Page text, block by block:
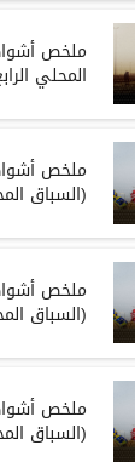
ملخص
المحلي الرابع)
ملخص
(السباق
ملخص
(السباق
ملخص
(السباق